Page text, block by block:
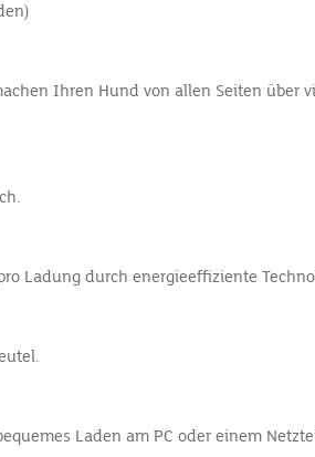
Ihren Hund von allen Seiten
Ladung durch energieeffiziente
Laden am PC oder einem